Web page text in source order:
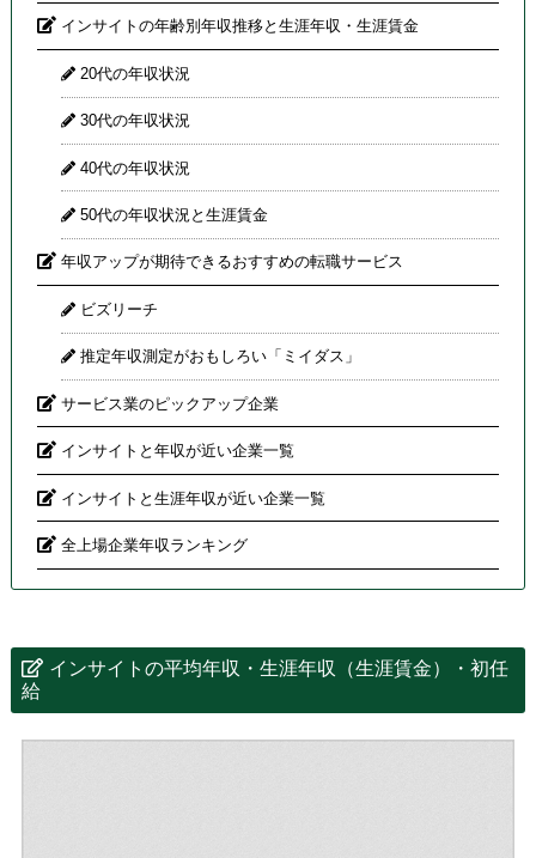
インサイトの年齢別年収推移と生涯年収・生涯賃金
20代の年収状況
30代の年収状況
40代の年収状況
50代の年収状況と生涯賃金
年収アップが期待できるおすすめの転職サービス
ビズリーチ
推定年収測定がおもしろい「ミイダス」
サービス業のピックアップ企業
インサイトと年収が近い企業一覧
インサイトと生涯年収が近い企業一覧
全上場企業年収ランキング
インサイトの平均年収・生涯年収（生涯賃金）・初任
給